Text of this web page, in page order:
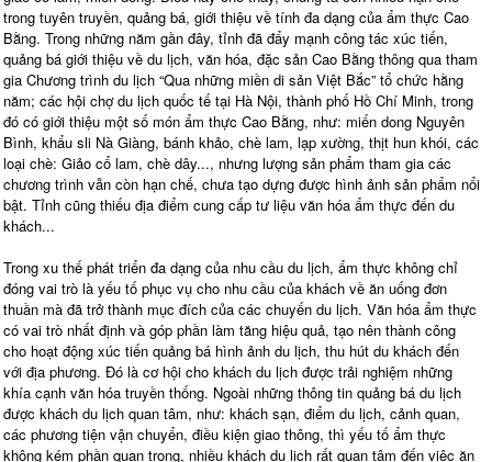
trong tuyên truyền, quảng bá, giới thiệu về tính đa dạng của ẩm thực Cao
Bằng. Trong những năm gần đây, tỉnh đã đẩy mạnh công tác xúc tiến,
quảng bá giới thiệu về du lịch, văn hóa, đặc sản Cao Bằng thông qua tham
gia Chương trình du lịch “Qua những miền di sản Việt Bắc” tổ chức hằng
năm; các hội chợ du lịch quốc tế tại Hà Nội, thành phố Hồ Chí Minh, trong
đó có giới thiệu một số món ẩm thực Cao Bằng, như: miến dong Nguyên
Bình, khẩu sli Nà Giàng, bánh khảo, chè lam, lạp xường, thịt hun khói, các
loại chè: Giảo cổ lam, chè dây..., nhưng lượng sản phẩm tham gia các
chương trình vẫn còn hạn chế, chưa tạo dựng được hình ảnh sản phẩm nổi
bật. Tỉnh cũng thiếu địa điểm cung cấp tư liệu văn hóa ẩm thực đến du
khách...
Trong xu thế phát triển đa dạng của nhu cầu du lịch, ẩm thực không chỉ
đóng vai trò là yếu tố phục vụ cho nhu cầu của khách về ăn uống đơn
thuần mà đã trở thành mục đích của các chuyến du lịch. Văn hóa ẩm thực
có vai trò nhất định và góp phần làm tăng hiệu quả, tạo nên thành công
cho hoạt động xúc tiến quảng bá hình ảnh du lịch, thu hút du khách đến
với địa phương. Đó là cơ hội cho khách du lịch được trải nghiệm những
khía cạnh văn hóa truyền thống. Ngoài những thông tin quảng bá du lịch
được khách du lịch quan tâm, như: khách sạn, điểm du lịch, cảnh quan,
các phương tiện vận chuyển, điều kiện giao thông, thì yếu tố ẩm thực
không kém phần quan trọng, nhiều khách du lịch rất quan tâm đến việc ăn